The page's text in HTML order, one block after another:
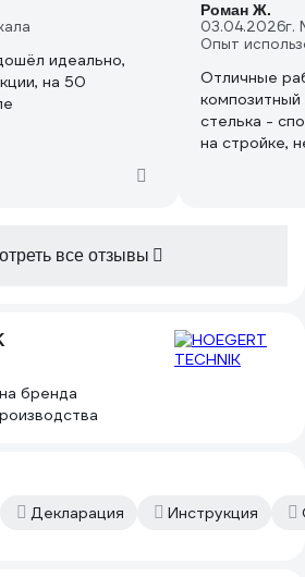
идеально,
на 50
Роман Ж.
03.04.2026г.
Опыт
Отличные
стелька -
на стройке,
все отзывы
бренда
Декларация Инструкция